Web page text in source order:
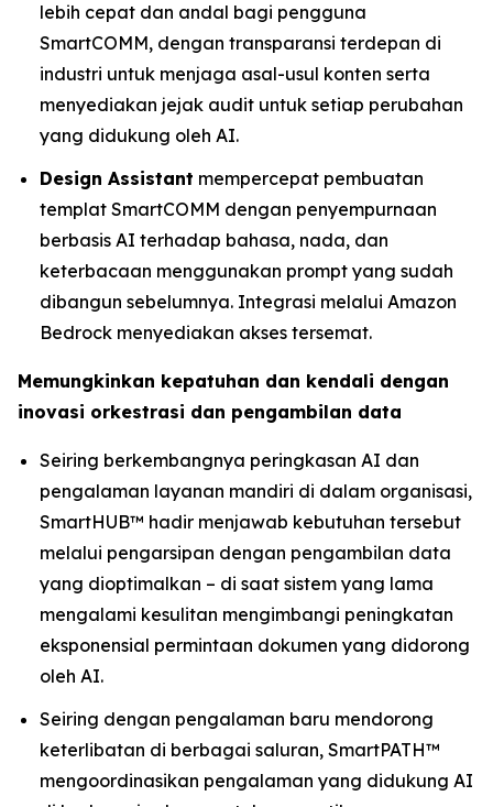
lebih cepat dan andal bagi pengguna
SmartCOMM, dengan transparansi terdepan di
industri untuk menjaga asal-usul konten serta
menyediakan jejak audit untuk setiap perubahan
yang didukung oleh AI.
Design Assistant mempercepat pembuatan
templat SmartCOMM dengan penyempurnaan
berbasis AI terhadap bahasa, nada, dan
keterbacaan menggunakan prompt yang sudah
dibangun sebelumnya. Integrasi melalui Amazon
Bedrock menyediakan akses tersemat.
Memungkinkan kepatuhan dan kendali dengan
inovasi orkestrasi dan pengambilan data
Seiring berkembangnya peringkasan AI dan
pengalaman layanan mandiri di dalam organisasi,
SmartHUB™ hadir menjawab kebutuhan tersebut
melalui pengarsipan dengan pengambilan data
yang dioptimalkan – di saat sistem yang lama
mengalami kesulitan mengimbangi peningkatan
eksponensial permintaan dokumen yang didorong
oleh AI.
Seiring dengan pengalaman baru mendorong
keterlibatan di berbagai saluran, SmartPATH™
mengoordinasikan pengalaman yang didukung AI